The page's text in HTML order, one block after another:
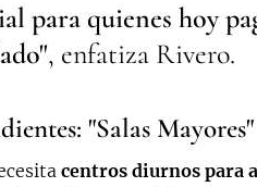
para quienes hoy
, enfatiza Rivero.
"Salas Mayores"
centros diurnos para